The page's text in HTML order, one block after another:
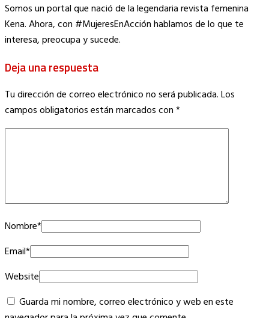
Somos un portal que nació de la legendaria revista femenina
Kena. Ahora, con #MujeresEnAcción hablamos de lo que te
interesa, preocupa y sucede.
Deja una respuesta
Tu dirección de correo electrónico no será publicada.Los
campos obligatorios están marcados con*
Nombre*
Email*
Website
Guarda mi nombre, correo electrónico y web en este